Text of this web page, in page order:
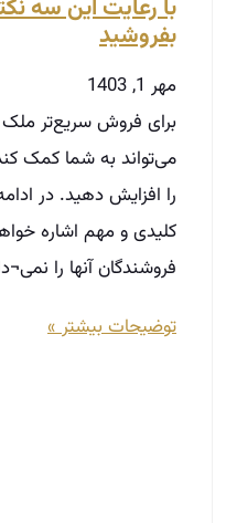
با رعایت این سه
بفروشید
مهر 1, 1403
برای فروش سریع‌تر
می‌تواند به شما کمک
را افزایش دهید. در
کلیدی و مهم اشاره
فروشندگان آنها را
توضیحات بیشتر »